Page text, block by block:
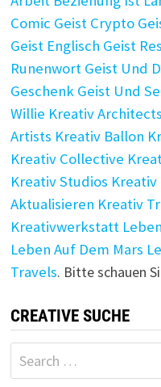
Comic Geist Crypto
Geist Englisch Geist
Runenwort Geist Und
Geschenk Geist Und
Willie Kreativ Architects
Artists Kreativ Ballon
Kreativ Collective
Kreativ Studios Kreativ
Aktualisieren Kreativ
Kreativwerkstatt
Leben Auf Dem Mars
Travels. Bitte schauen
CREATIVE SUCHE
Search
for: